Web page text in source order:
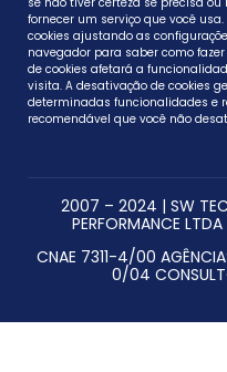
fornecer um serviço que você
cookies ajustando as
navegador para saber como
de cookies afetará a
visita. A desativação de cookies
determinadas funcionalidades e
recomendável que você não
2007 – 2024 | SW
PERFORMANCE
CNAE 7311-4/00
0/04